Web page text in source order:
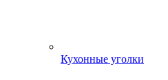
Кухонные уголки